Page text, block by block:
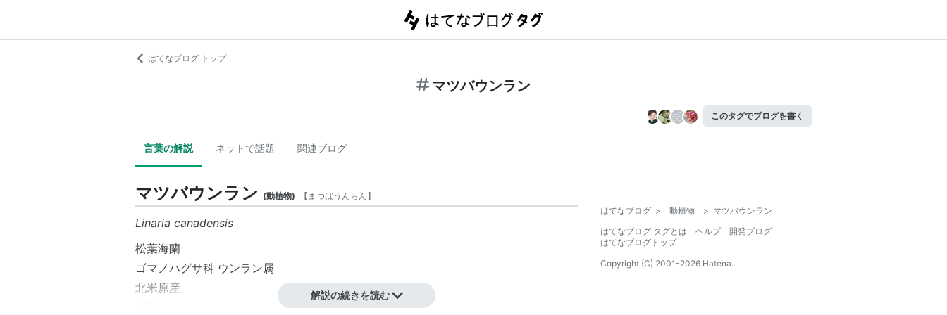
はてなブログ トップ
マツバウンラン
このタグでブログを書く
言葉の解説 ネットで話題 関連ブログ
マツバウンラン (動植物) 【 まつばうんらん】
Linaria canadensis
松葉海蘭
ゴマノハグサ科 ウンラン属
北米原産
解説の続きを読む
はてなブログ > 動植物 > マツバウンラン
はてなブログ タグとは
ヘルプ
開発ブログ
はてなブログトップ
Copyright (C) 2001-2026 Hatena.